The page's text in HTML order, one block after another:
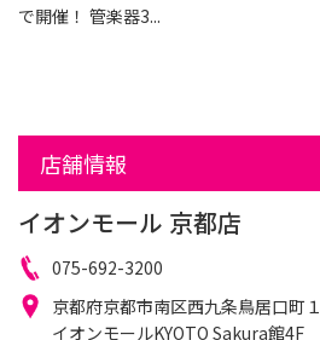
で開催！ 管楽器3...
店舗情報
イオンモール 京都店
電
話
番
075-692-3200
住
所
京都府京都市南区西九条鳥居口町１
イオンモールKYOTO Sakura館4F